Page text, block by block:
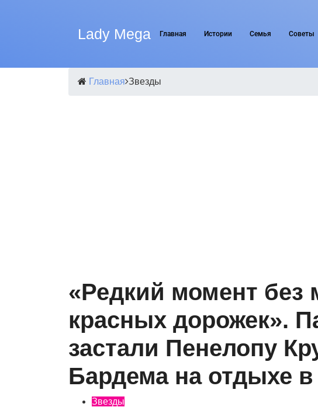
Lady Mega Главная Истории Семья Советы
Главная Звезды
«Редкий момент без
красных дорожек».
застали Пенелопу
Бардема на отдыхе
Звезды